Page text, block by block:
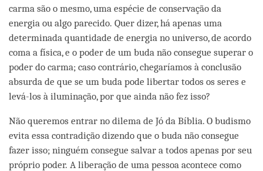
carma são o mesmo, uma espécie de conservação da
energia ou algo parecido. Quer dizer, há apenas uma
determinada quantidade de energia no universo, de acordo
coma a física, e o poder de um buda não consegue superar o
poder do carma; caso contrário, chegaríamos à conclusão
absurda de que se um buda pode libertar todos os seres e
levá-los à iluminação, por que ainda não fez isso?
Não queremos entrar no dilema de Jó da Bíblia. O budismo
evita essa contradição dizendo que o buda não consegue
fazer isso; ninguém consegue salvar a todos apenas por seu
próprio poder. A liberação de uma pessoa acontece como